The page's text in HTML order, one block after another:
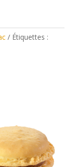
Étiquettes :